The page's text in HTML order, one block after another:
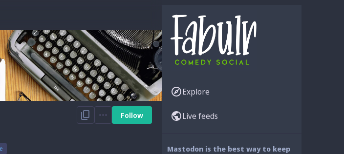
Follow
Explore
Live feeds
Mastodon is the best way to keep